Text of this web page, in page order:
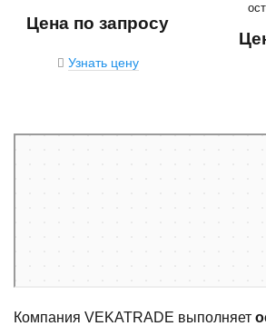
Цена по запросу
Узнать цену
Компания VEKATRADE выполняет